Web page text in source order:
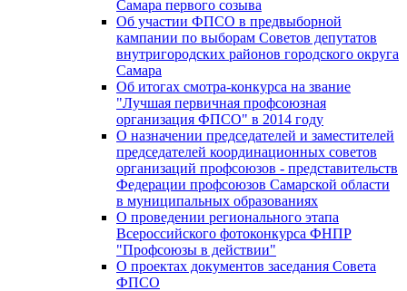
Самара первого созыва
Об участии ФПСО в предвыборной
кампании по выборам Советов депутатов
внутригородских районов городского округа
Самара
Об итогах смотра-конкурса на звание
"Лучшая первичная профсоюзная
организация ФПСО" в 2014 году
О назначении председателей и заместителей
председателей координационных советов
организаций профсоюзов - представительств
Федерации профсоюзов Самарской области
в муниципальных образованиях
О проведении регионального этапа
Всероссийского фотоконкурса ФНПР
"Профсоюзы в действии"
О проектах документов заседания Совета
ФПСО